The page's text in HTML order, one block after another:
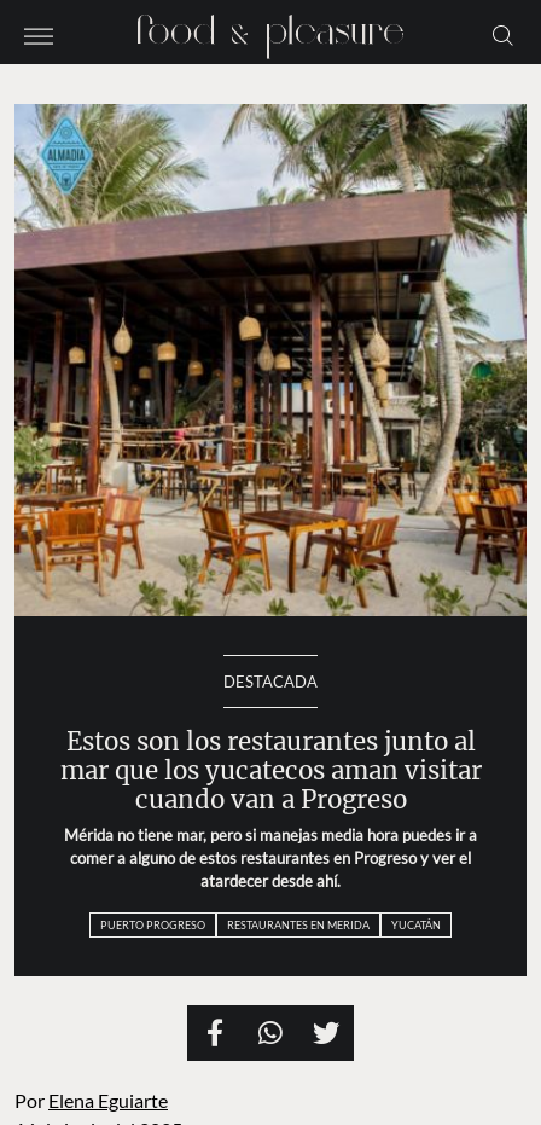
DESTACADA
Estos son los restaurantes junto al mar que
los yucatecos aman visitar cuando van a
Progreso
Mérida no tiene mar, pero si manejas media hora
puedes ir a comer a alguno de estos restaurantes en
Progreso y ver el atardecer desde ahí.
PUERTO PROGRESO RESTAURANTES EN MERIDA YUCATÁN
PorElena Eguiarte